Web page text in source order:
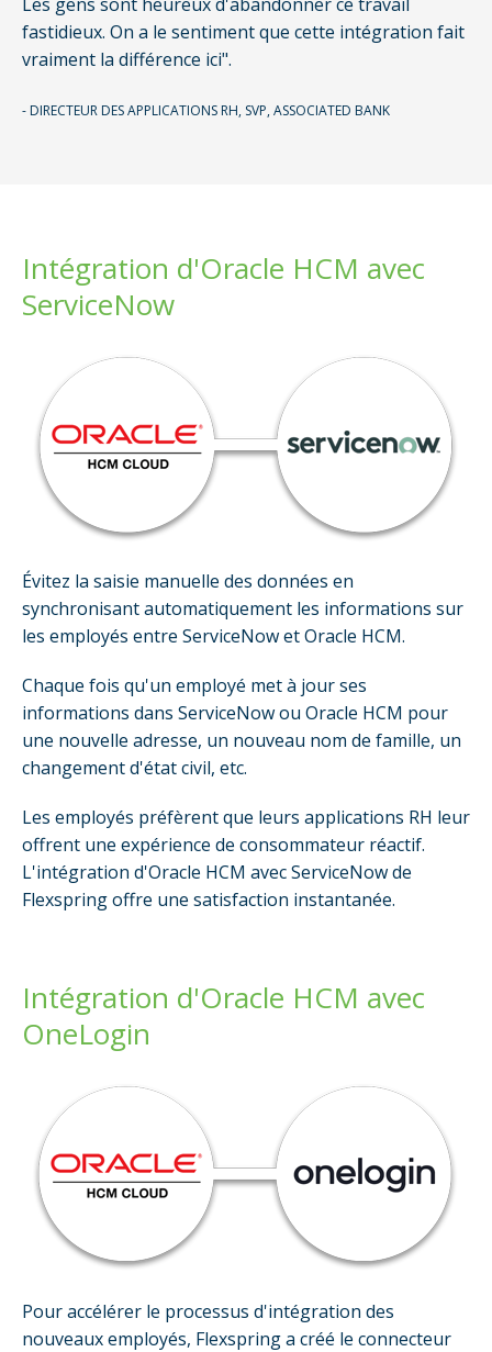
fastidieux. On a le sentiment que cette intégration fait
vraiment la différence ici".
- DIRECTEUR DES APPLICATIONS RH, SVP, ASSOCIATED BANK
Intégration d'Oracle HCM avec
ServiceNow
Évitez la saisie manuelle des données en
synchronisant automatiquement les informations sur
les employés entre ServiceNow et Oracle HCM.
Chaque fois qu'un employé met à jour ses
informations dans ServiceNow ou Oracle HCM pour
une nouvelle adresse, un nouveau nom de famille, un
changement d'état civil, etc.
Les employés préfèrent que leurs applications RH leur
offrent une expérience de consommateur réactif.
L'intégration d'Oracle HCM avec ServiceNow de
Flexspring offre une satisfaction instantanée.
Intégration d'Oracle HCM avec
OneLogin
Pour accélérer le processus d'intégration des
nouveaux employés, Flexspring a créé le connecteur